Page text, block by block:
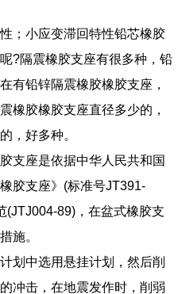
；小应变滞回特性铅芯橡胶
?隔震橡胶支座有很多种，铅
有铅锌隔震橡胶橡胶支座，
橡胶橡胶支座直径多少的，
，好多种。
支座是依据中华人民共和国
胶支座》(标准号JT391-
(JTJ004-89)，在盆式橡胶支
施。
划中选用悬挂计划，然后削
冲击，在地震发作时，削弱